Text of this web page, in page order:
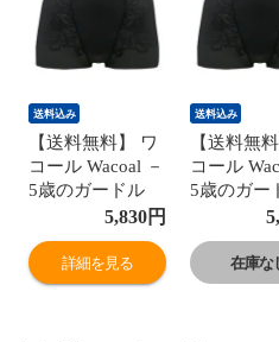
送料込み
【送料無料】 ワ
コール Wacoal －
5歳のガードル
ジャストウエス
ト ショート丈 ヒ
ップアップ ガー
ドル パンツ 大き
5,830円
詳細を見る
送料込み
【送料無
コール
5歳のガー
ジャスト
ト ショー
ップアップ
ドル パン
在庫な